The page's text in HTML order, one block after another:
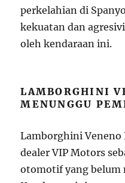
perkelahian di
kekuatan dan
oleh kendaraan ini.
LAMBORGHINI
MENUNGGU
Lamborghini Veneno
dealer VIP Motors
otomotif yang belum